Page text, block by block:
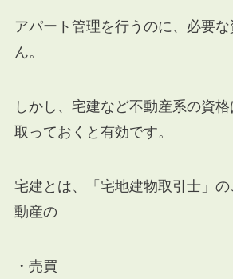
アパート管理を行うのに、必要
ん。
しかし、宅建など不動産系の資
取っておくと有効です。
宅建とは、「宅地建物取引士」
動産の
・売買